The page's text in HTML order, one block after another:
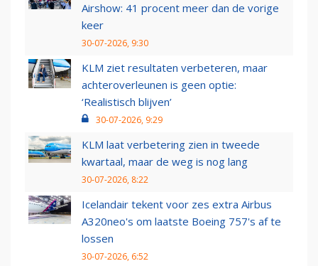
Airshow: 41 procent meer dan de vorige
keer
30-07-2026, 9:30
KLM ziet resultaten verbeteren, maar
achteroverleunen is geen optie:
‘Realistisch blijven’
30-07-2026, 9:29
KLM laat verbetering zien in tweede
kwartaal, maar de weg is nog lang
30-07-2026, 8:22
Icelandair tekent voor zes extra Airbus
A320neo's om laatste Boeing 757's af te
lossen
30-07-2026, 6:52